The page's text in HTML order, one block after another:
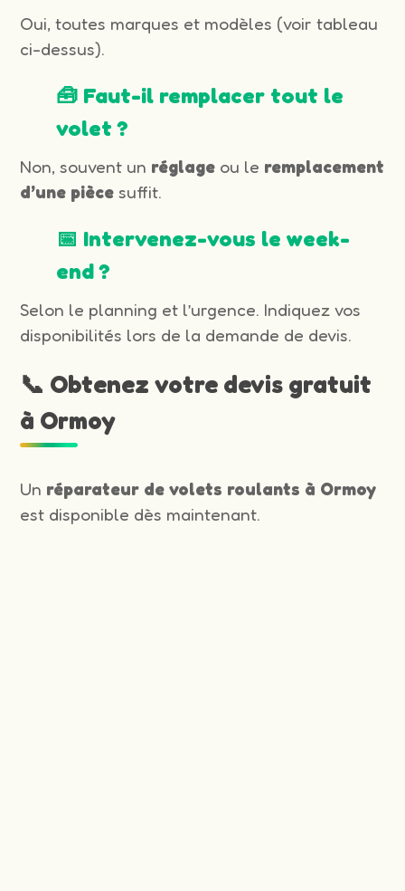
Oui, toutes marques et modèles (voir tableau
ci-dessus).
🧰 Faut-il remplacer tout le
volet ?
Non, souvent un réglage ou le remplacement
d’une pièce suffit.
📅 Intervenez-vous le week-
end ?
Selon le planning et l’urgence. Indiquez vos
disponibilités lors de la demande de devis.
📞 Obtenez votre devis gratuit
à Ormoy
Un réparateur de volets roulants à Ormoy
est disponible dès maintenant.